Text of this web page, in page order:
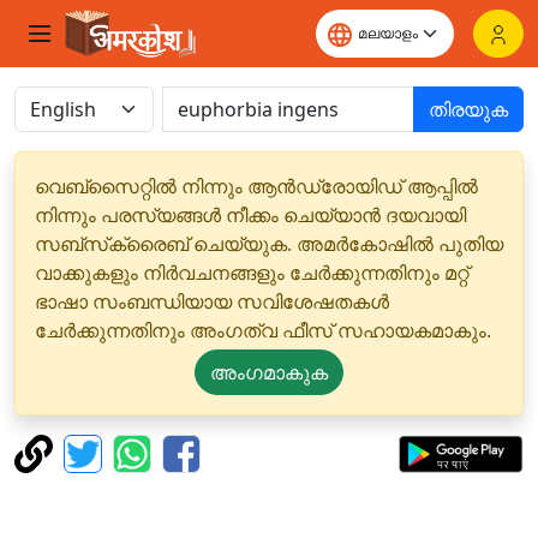
തിരയുക
വെബ്‌സൈറ്റിൽ നിന്നും ആൻഡ്രോയിഡ് ആപ്പിൽ
നിന്നും പരസ്യങ്ങൾ നീക്കം ചെയ്യാൻ ദയവായി
സബ്‌സ്‌ക്രൈബ് ചെയ്യുക. അമർകോഷിൽ പുതിയ
വാക്കുകളും നിർവചനങ്ങളും ചേർക്കുന്നതിനും മറ്റ്
ഭാഷാ സംബന്ധിയായ സവിശേഷതകൾ
ചേർക്കുന്നതിനും അംഗത്വ ഫീസ് സഹായകമാകും.
അംഗമാകുക